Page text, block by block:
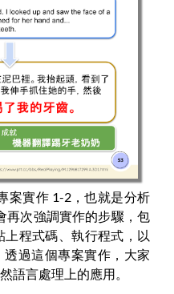
案實作 1-2，也就是分析
再次強調實作的步驟，包
上程式碼、執行程式，以
過這個專案實作，大家
語言處理上的應用。